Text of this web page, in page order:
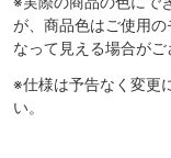
が、商品色はご使用
なって見える場合がご
※仕様は予告なく変更
い。